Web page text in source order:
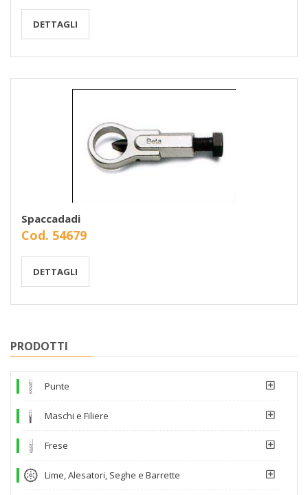
DETTAGLI
Spaccadadi
Cod. 54679
DETTAGLI
PRODOTTI
Punte
Maschi e Filiere
Frese
Lime, Alesatori, Seghe e Barrette